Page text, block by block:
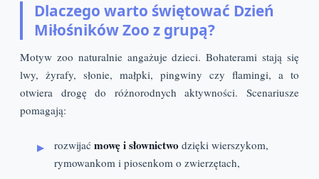
Dlaczego warto świętować Dzień
Miłośników Zoo z grupą?
Motyw zoo naturalnie angażuje dzieci. Bohaterami stają się
lwy, żyrafy, słonie, małpki, pingwiny czy flamingi, a to
otwiera drogę do różnorodnych aktywności. Scenariusze
pomagają:
rozwijać mowę i słownictwo dzięki wierszykom,
rymowankom i piosenkom o zwierzętach,